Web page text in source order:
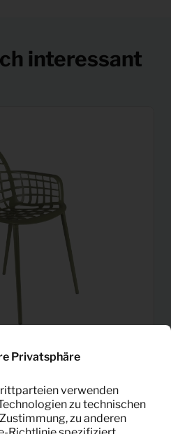
interessant
Kuip
Pro Monat
(exklusiv MwSt)
Privatsphäre
verwenden
zu technischen
zu anderen